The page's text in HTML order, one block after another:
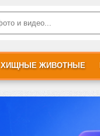
ХИЩНЫЕ ЖИВОТНЫЕ